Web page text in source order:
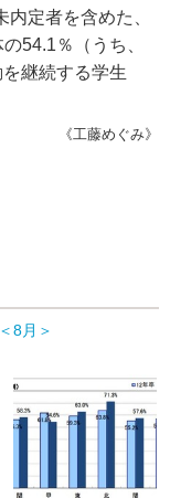
定者を含めた、
54.1％（うち、
継続する学生
《工藤めぐみ》
8月＞